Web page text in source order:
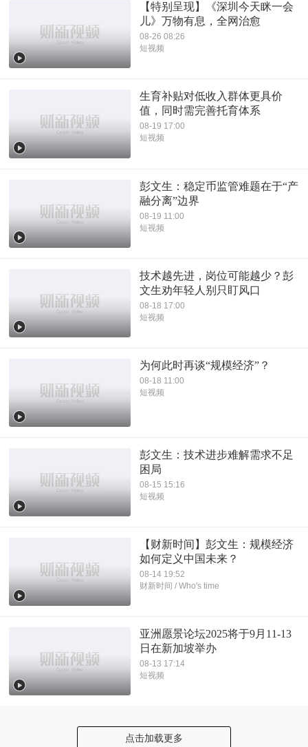
【特别呈现】《深圳今天眯一会
儿》万物有息，全网治愈
08-26 08:26
短视频
生育补贴对低收入群体更具价
值，同时需完善托育体系
08-19 17:00
短视频
彭文生：稳定币监管难题在于“产
融分离”边界
08-19 11:00
短视频
技术越先进，岗位可能越少？彭
文生劝年轻人别只盯风口
08-18 17:00
短视频
为何此时再谈“规模经济”？
08-18 11:00
短视频
彭文生：技术进步难解需求不足
困局
08-15 15:16
短视频
【财新时间】彭文生：规模经济
如何定义中国未来？
08-14 19:52
财新时间 / Who's time
亚洲愿景论坛2025将于9月11-13
日在新加坡举办
08-13 17:14
短视频
点击加载更多